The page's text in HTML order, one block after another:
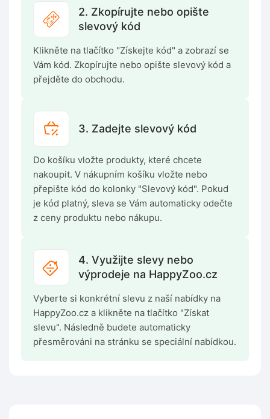
2. Zkopírujte nebo opište
slevový kód
Klikněte na tlačítko "Získejte kód" a zobrazí se
Vám kód. Zkopírujte nebo opište slevový kód a
přejděte do obchodu.
3. Zadejte slevový kód
Do košíku vložte produkty, které chcete
nakoupit. V nákupním košíku vložte nebo
přepište kód do kolonky "Slevový kód". Pokud
je kód platný, sleva se Vám automaticky odečte
z ceny produktu nebo nákupu.
4. Využijte slevy nebo
výprodeje na HappyZoo.cz
Vyberte si konkrétní slevu z naší nabídky na
HappyZoo.cz a klikněte na tlačítko "Získat
slevu". Následně budete automaticky
přesměrováni na stránku se speciální nabídkou.